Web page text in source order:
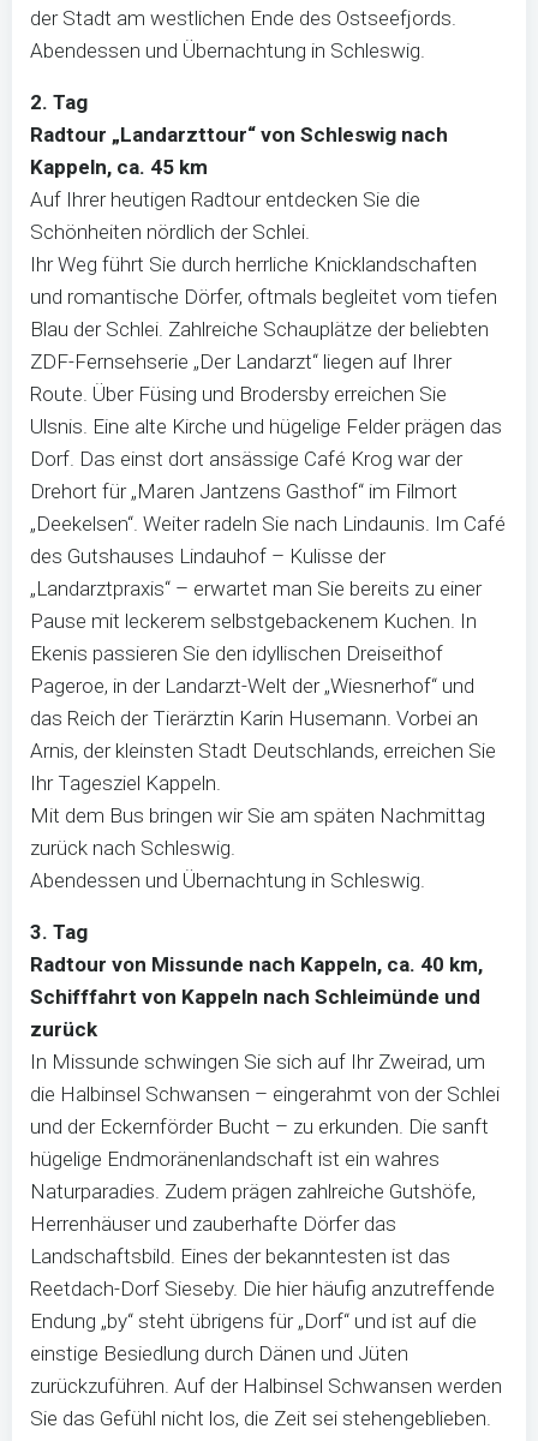
der Stadt am westlichen Ende des Ostseefjords.
Abendessen und Übernachtung in Schleswig.
2. Tag
Radtour „Landarzttour“ von Schleswig nach
Kappeln, ca. 45 km
Auf Ihrer heutigen Radtour entdecken Sie die
Schönheiten nördlich der Schlei.
Ihr Weg führt Sie durch herrliche Knicklandschaften
und romantische Dörfer, oftmals begleitet vom tiefen
Blau der Schlei. Zahlreiche Schauplätze der beliebten
ZDF-Fernsehserie „Der Landarzt“ liegen auf Ihrer
Route. Über Füsing und Brodersby erreichen Sie
Ulsnis. Eine alte Kirche und hügelige Felder prägen das
Dorf. Das einst dort ansässige Café Krog war der
Drehort für „Maren Jantzens Gasthof“ im Filmort
„Deekelsen“. Weiter radeln Sie nach Lindaunis. Im Café
des Gutshauses Lindauhof – Kulisse der
„Landarztpraxis“ – erwartet man Sie bereits zu einer
Pause mit leckerem selbstgebackenem Kuchen. In
Ekenis passieren Sie den idyllischen Dreiseithof
Pageroe, in der Landarzt-Welt der „Wiesnerhof“ und
das Reich der Tierärztin Karin Husemann. Vorbei an
Arnis, der kleinsten Stadt Deutschlands, erreichen Sie
Ihr Tagesziel Kappeln.
Mit dem Bus bringen wir Sie am späten Nachmittag
zurück nach Schleswig.
Abendessen und Übernachtung in Schleswig.
3. Tag
Radtour von Missunde nach Kappeln, ca. 40 km,
Schifffahrt von Kappeln nach Schleimünde und
zurück
In Missunde schwingen Sie sich auf Ihr Zweirad, um
die Halbinsel Schwansen – eingerahmt von der Schlei
und der Eckernförder Bucht – zu erkunden. Die sanft
hügelige Endmoränenlandschaft ist ein wahres
Naturparadies. Zudem prägen zahlreiche Gutshöfe,
Herrenhäuser und zauberhafte Dörfer das
Landschaftsbild. Eines der bekanntesten ist das
Reetdach-Dorf Sieseby. Die hier häufig anzutreffende
Endung „by“ steht übrigens für „Dorf“ und ist auf die
einstige Besiedlung durch Dänen und Jüten
zurückzuführen. Auf der Halbinsel Schwansen werden
Sie das Gefühl nicht los, die Zeit sei stehengeblieben.